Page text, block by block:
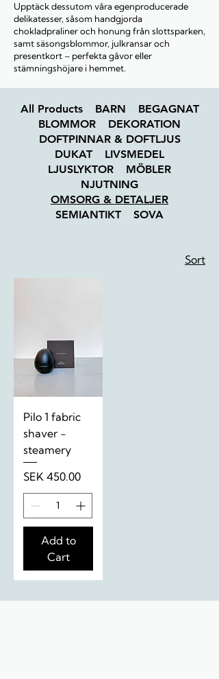
Upptäck dessutom våra egenproducerade
delikatesser, såsom handgjorda
chokladpraliner och honung från slottsparken,
samt säsongsblommor, julkransar och
presentkort – perfekta gåvor eller
stämningshöjare i hemmet.
All Products BARN
BEGAGNAT
BLOMMOR
DEKORATION
DOFTPINNAR & DOFTLJUS
DUKAT
LIVSMEDEL
LJUSLYKTOR
MÖBLER
NJUTNING
OMSORG & DETALJER
SEMIANTIKT
SOVA
Sort
Pilo 1 fabric
shaver -
steamery
Price
SEK 450.00
Add to
Cart